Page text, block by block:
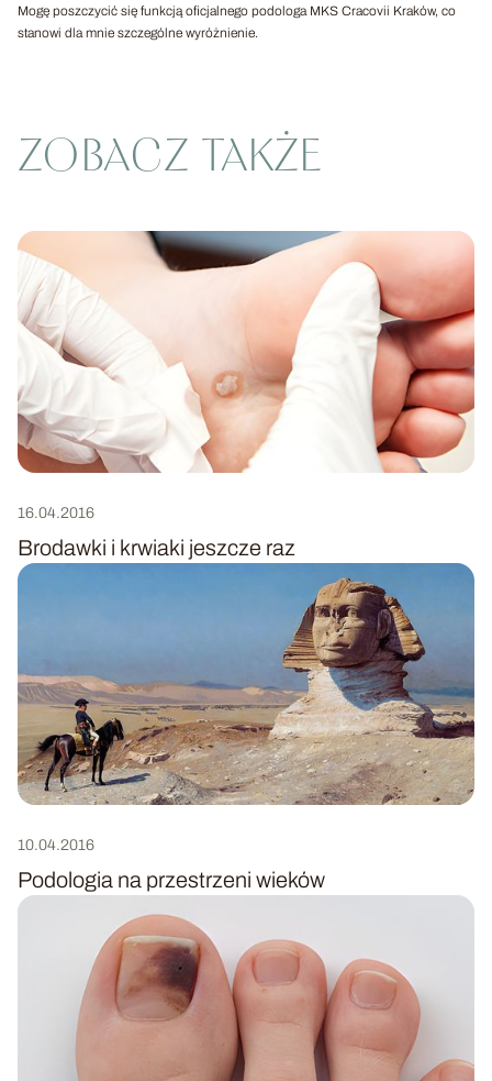
Mogę poszczycić się funkcją oficjalnego podologa MKS Cracovii Kraków, co
stanowi dla mnie szczególne wyróżnienie.
ZOBACZ TAKŻE
16.04.2016
Brodawki i krwiaki jeszcze raz
Przejdź
krwiaki
jeszcze
raz
10.04.2016
Podologia na przestrzeni wieków
Przejdź
Podologia
przestrzeni